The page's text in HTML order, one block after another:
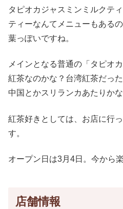
タピオカジャスミンミルクテ
ティーなんてメニューもある
葉っぽいですね。
メインとなる普通の「タピオ
紅茶なのかな？台湾紅茶だっ
中国とかスリランカあたりかな
紅茶好きとしては、お店に行
す。
オープン日は3月4日。今から
店舗情報